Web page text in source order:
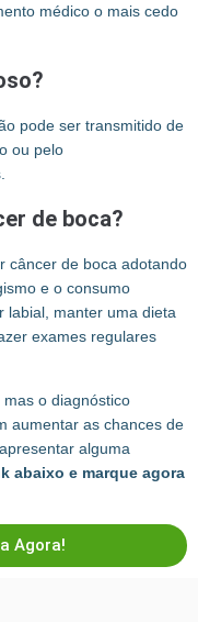
médico o mais cedo
pode ser transmitido de
ou pelo
de boca?
câncer de boca adotando
e o consumo
labial, manter uma dieta
exames regulares
o diagnóstico
aumentar as chances de
alguma
abaixo e marque agora
Agora!